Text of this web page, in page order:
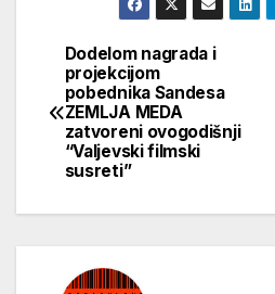
Кретање
чланка
Dodelom nagrada i
projekcijom
pobednika Sandesa
ZEMLJA MEDA
zatvoreni ovogodišnji
“Valjevski filmski
susreti”